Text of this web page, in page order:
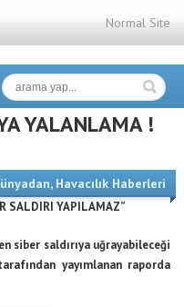
Normal Site
YALANLAMA !
, Havacılık Haberleri
SALDIRI YAPILAMAZ”
siber saldırıya uğrayabileceği
yayımlanan raporda